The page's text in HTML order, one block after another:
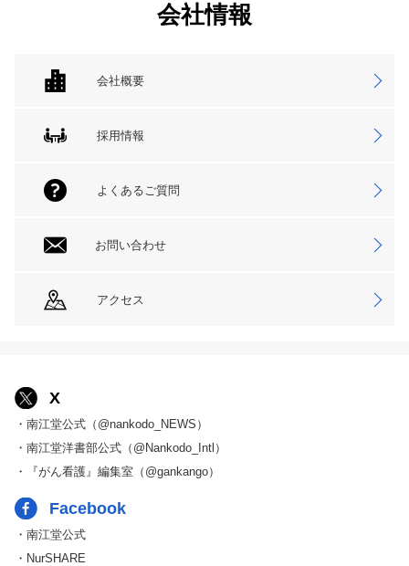
会社情報
会社概要
採用情報
よくあるご質問
お問い合わせ
アクセス
X
・南江堂公式（@nankodo_NEWS）
・南江堂洋書部公式（@Nankodo_Intl）
・『がん看護』編集室（@gankango）
Facebook
・南江堂公式
・NurSHARE